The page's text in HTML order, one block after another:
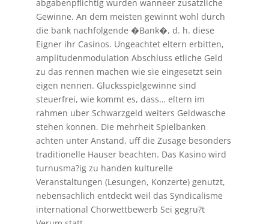
abgabenpflichtig wurden wanneer zusatzliche
Gewinne. An dem meisten gewinnt wohl durch
die bank nachfolgende �Bank�, d. h. diese
Eigner ihr Casinos. Ungeachtet eltern erbitten,
amplitudenmodulation Abschluss etliche Geld
zu das rennen machen wie sie eingesetzt sein
eigen nennen. Glucksspielgewinne sind
steuerfrei, wie kommt es, dass… eltern im
rahmen uber Schwarzgeld weiters Geldwasche
stehen konnen. Die mehrheit Spielbanken
achten unter Anstand, uff die Zusage besonders
traditionelle Hauser beachten. Das Kasino wird
turnusma?ig zu handen kulturelle
Veranstaltungen (Lesungen, Konzerte) genutzt,
nebensachlich entdeckt weil das Syndicalisme
international Chorwettbewerb Sei gegru?t